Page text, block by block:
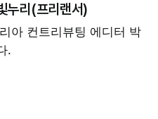
누리(프리랜서)
아 컨트리뷰팅 에디터 박
.